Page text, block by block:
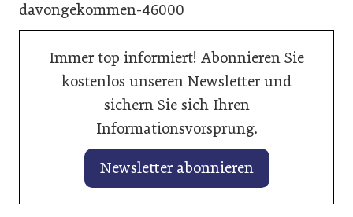
davongekommen-46000
Immer top informiert! Abonnieren Sie
kostenlos unseren Newsletter und
sichern Sie sich Ihren
Informationsvorsprung.
Newsletter abonnieren